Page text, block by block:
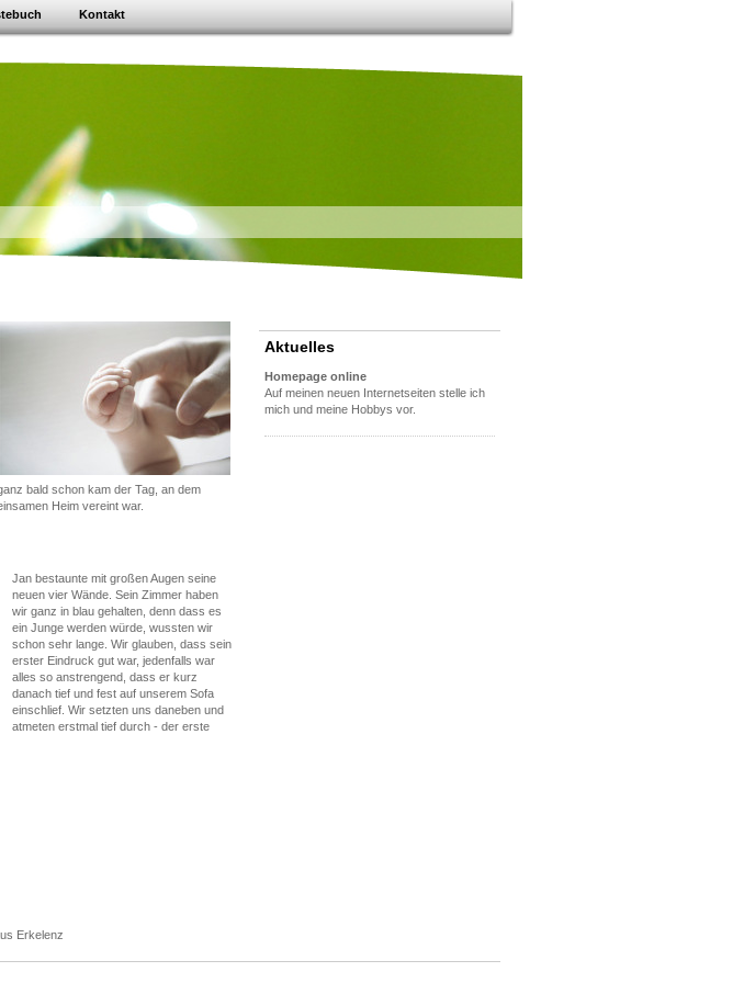
Kontakt
bald schon kam der Tag, an dem
Heim vereint war.
Jan bestaunte mit großen Augen seine
neuen vier Wände. Sein Zimmer haben
wir ganz in blau gehalten, denn dass es
ein Junge werden würde, wussten wir
schon sehr lange. Wir glauben, dass sein
erster Eindruck gut war, jedenfalls war
alles so anstrengend, dass er kurz
danach tief und fest auf unserem Sofa
einschlief. Wir setzten uns daneben und
atmeten erstmal tief durch - der erste
Erkelenz
Aktuelles
Homepage online
Auf meinen neuen Internetseiten stelle ich
mich und meine Hobbys vor.